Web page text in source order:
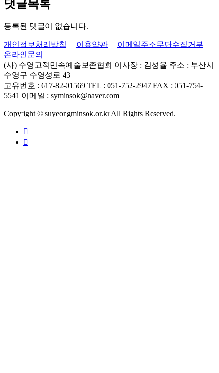
댓글목록
등록된 댓글이 없습니다.
개인정보처리방침 이용약관
이메일주소무단수집거부
온라인문의
(사) 수영고적민속예술보존협회 이사장 : 김성율 주소 : 부산시
수영구 수영성로 43
고유번호 : 617-82-01569 TEL : 051-752-2947 FAX : 051-754-
5541 이메일 : syminsok@naver.com
Copyright © suyeongminsok.or.kr All Rights Reserved.